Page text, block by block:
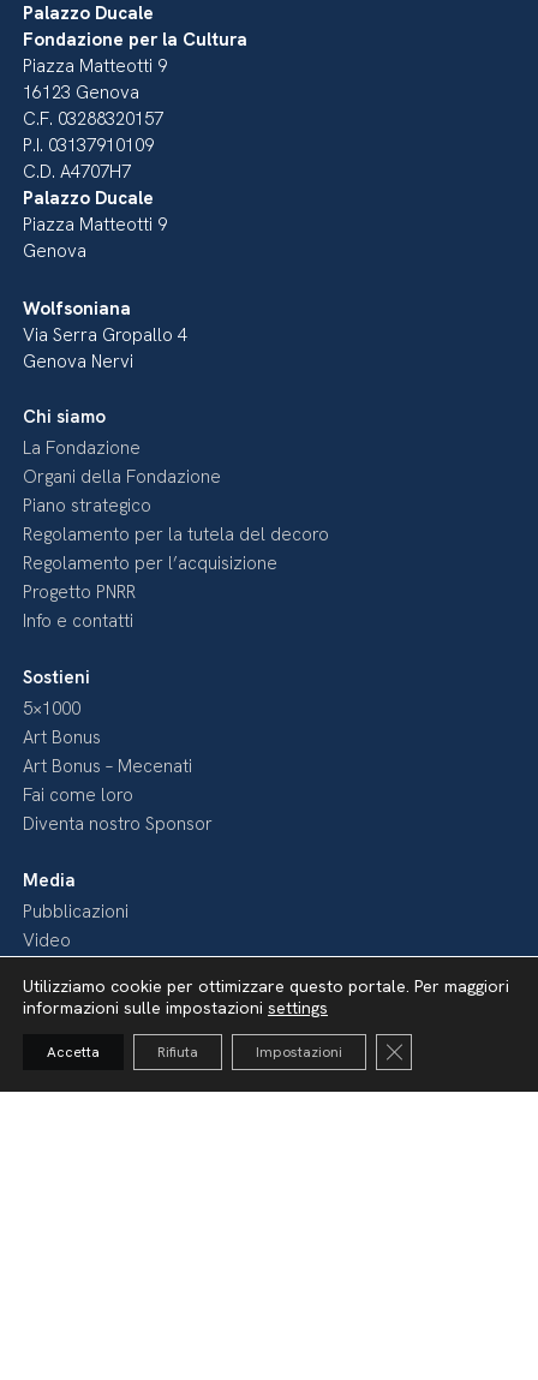
Palazzo Ducale
Fondazione per la Cultura
Piazza Matteotti 9
16123 Genova
C.F. 03288320157
P.I. 03137910109
C.D. A4707H7
Palazzo Ducale
Piazza Matteotti 9
Genova
Wolfsoniana
Via Serra Gropallo 4
Genova Nervi
Chi siamo
La Fondazione
Organi della Fondazione
Piano strategico
Regolamento per la tutela del decoro
Regolamento per l’acquisizione
Progetto PNRR
Info e contatti
Sostieni
5×1000
Art Bonus
Art Bonus – Mecenati
Fai come loro
Diventa nostro Sponsor
Media
Pubblicazioni
Video
Utilizziamo cookie per ottimizzare questo portale. Per maggiori
informazioni sulle impostazioni settings
Accetta Rifiuta Impostazioni Close GDPR